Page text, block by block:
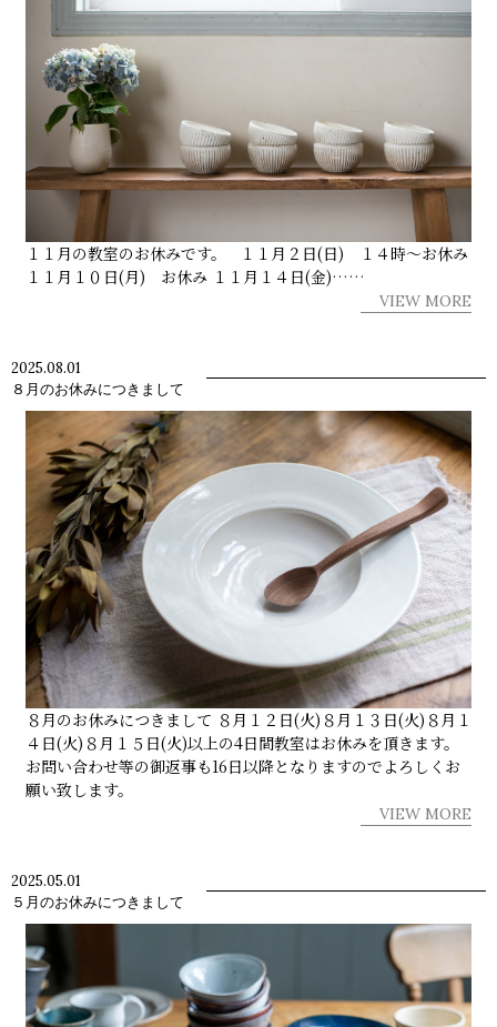
１１月の教室のお休みです。 １１月２日(日) １４時～お休み
１１月１０日(月) お休み １１月１４日(金)……
VIEW MORE
2025.08.01
８月のお休みにつきまして
８月のお休みにつきまして ８月１２日(火)８月１３日(火)８月１
４日(火)８月１５日(火)以上の4日間教室はお休みを頂きます。
お問い合わせ等の御返事も16日以降となりますのでよろしくお
願い致します。
VIEW MORE
2025.05.01
５月のお休みにつきまして